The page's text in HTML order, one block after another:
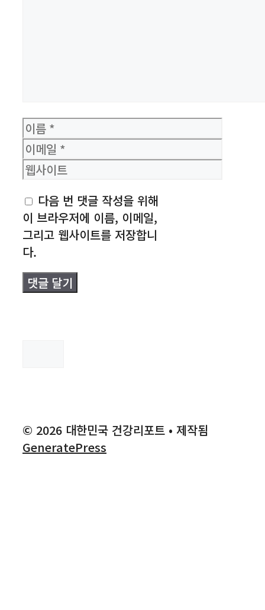
이
름
이
메
일
웹
사
이
트
다음 번 댓글 작성을 위해
이 브라우저에 이름, 이메일,
그리고 웹사이트를 저장합니
다.
© 2026 대한민국 건강리포트 • 제작됨
GeneratePress